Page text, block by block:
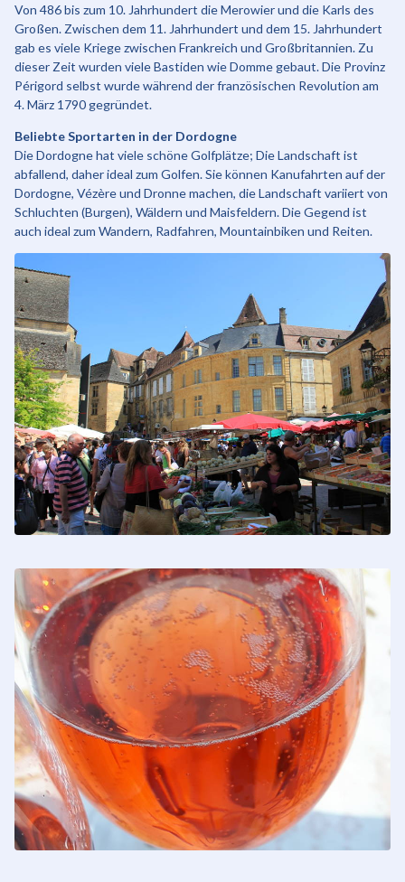
Von 486 bis zum 10. Jahrhundert die Merowier und die Karls des
Großen. Zwischen dem 11. Jahrhundert und dem 15. Jahrhundert
gab es viele Kriege zwischen Frankreich und Großbritannien. Zu
dieser Zeit wurden viele Bastiden wie Domme gebaut. Die Provinz
Périgord selbst wurde während der französischen Revolution am
4. März 1790 gegründet.
Beliebte Sportarten in der Dordogne
Die Dordogne hat viele schöne Golfplätze; Die Landschaft ist
abfallend, daher ideal zum Golfen. Sie können Kanufahrten auf der
Dordogne, Vézère und Dronne machen, die Landschaft variiert von
Schluchten (Burgen), Wäldern und Maisfeldern. Die Gegend ist
auch ideal zum Wandern, Radfahren, Mountainbiken und Reiten.